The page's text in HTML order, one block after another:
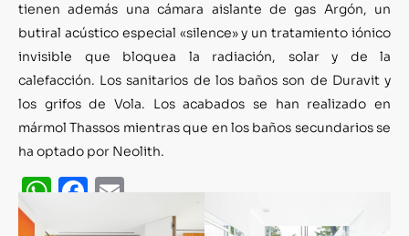
tienen además una cámara aislante de gas Argón, un
butiral acústico especial «silence» y un tratamiento iónico
invisible que bloquea la radiación, solar y de la
calefacción. Los sanitarios de los baños son de Duravit y
los grifos de Vola. Los acabados se han realizado en
mármol Thassos mientras que en los baños secundarios se
ha optado por Neolith.
WhatsApp
Facebook
Email